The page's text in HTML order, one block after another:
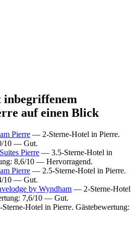
inbegriffenem
auf einen Blick
Pierre — 2-Sterne-Hotel in Pierre.
10 — Gut.
Pierre — 3.5-Sterne-Hotel in
8,6/10 — Hervorragend.
Pierre — 2.5-Sterne-Hotel in Pierre.
10 — Gut.
by Wyndham — 2-Sterne-Hotel
7,6/10 — Gut.
Hotel in Pierre. Gästebewertung: